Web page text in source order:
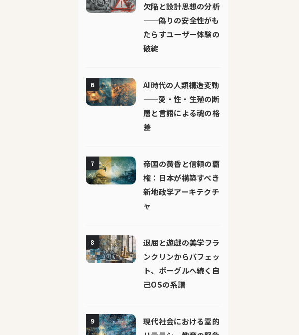
欠陥と設計思想の分析
——偽りの安全性がも
たらすユーザー体験の
破綻
6
AI時代の人類構造変動
——愛・性・生殖の断
層と言語による魂の格
差
7
帝国の黄昏と信頼の覇
権：日本が構築すべき
新地政学アーキテクチ
ャ
8
退屈と遊戯の美学――フラ
ンクリンからバフェッ
ト、ボーグルへ続く自
己OSの系譜
9
現代社会における霊的